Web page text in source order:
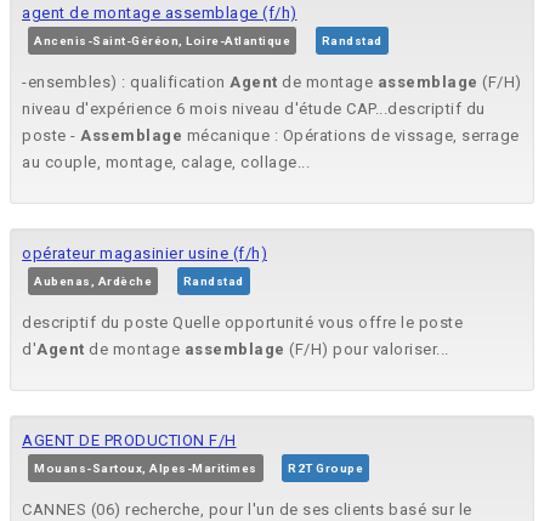
agent de montage assemblage (f/h)
Ancenis-Saint-Géréon, Loire-Atlantique Randstad
-ensembles) : qualification Agent de montage assemblage (F/H)
niveau d'expérience 6 mois niveau d'étude CAP...descriptif du
poste - Assemblage mécanique : Opérations de vissage, serrage
au couple, montage, calage, collage...
opérateur magasinier usine (f/h)
Aubenas, Ardèche Randstad
descriptif du poste Quelle opportunité vous offre le poste
d'Agent de montage assemblage (F/H) pour valoriser...
AGENT DE PRODUCTION F/H
Mouans-Sartoux, Alpes-Maritimes R2T Groupe
CANNES (06) recherche, pour l'un de ses clients basé sur le